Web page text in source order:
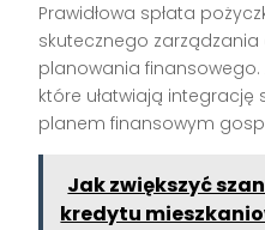
Prawidłowa spłata
skutecznego
planowania finansowego.
które ułatwiają integrację
planem finansowym
Jak zwiększyć
kredytu